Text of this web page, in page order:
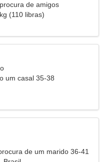
de amigos
(110 libras)
um casal 35-38
de um marido 36-41